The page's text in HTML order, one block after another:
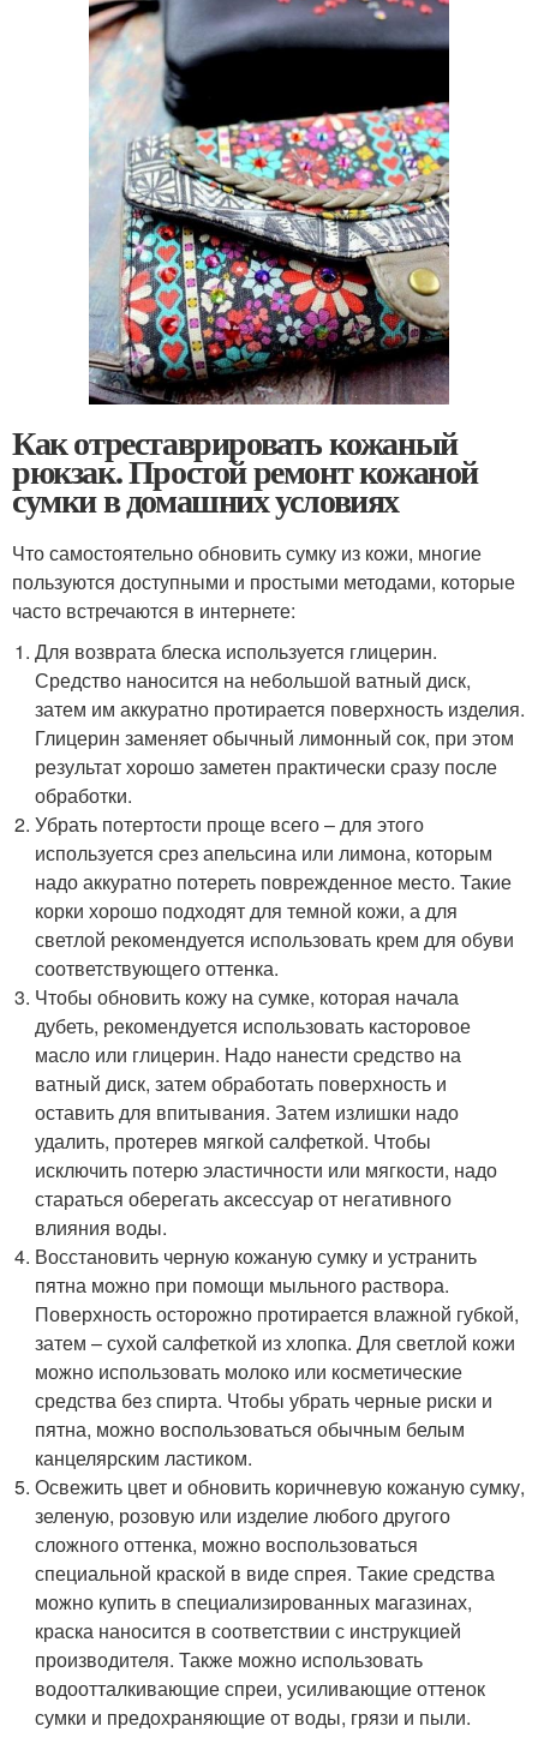
Как отреставрировать кожаный
рюкзак. Простой ремонт кожаной
сумки в домашних условиях
Что самостоятельно обновить сумку из кожи, многие
пользуются доступными и простыми методами, которые
часто встречаются в интернете:
Для возврата блеска используется глицерин.
Средство наносится на небольшой ватный диск,
затем им аккуратно протирается поверхность изделия.
Глицерин заменяет обычный лимонный сок, при этом
результат хорошо заметен практически сразу после
обработки.
Убрать потертости проще всего – для этого
используется срез апельсина или лимона, которым
надо аккуратно потереть поврежденное место. Такие
корки хорошо подходят для темной кожи, а для
светлой рекомендуется использовать крем для обуви
соответствующего оттенка.
Чтобы обновить кожу на сумке, которая начала
дубеть, рекомендуется использовать касторовое
масло или глицерин. Надо нанести средство на
ватный диск, затем обработать поверхность и
оставить для впитывания. Затем излишки надо
удалить, протерев мягкой салфеткой. Чтобы
исключить потерю эластичности или мягкости, надо
стараться оберегать аксессуар от негативного
влияния воды.
Восстановить черную кожаную сумку и устранить
пятна можно при помощи мыльного раствора.
Поверхность осторожно протирается влажной губкой,
затем – сухой салфеткой из хлопка. Для светлой кожи
можно использовать молоко или косметические
средства без спирта. Чтобы убрать черные риски и
пятна, можно воспользоваться обычным белым
канцелярским ластиком.
Освежить цвет и обновить коричневую кожаную сумку,
зеленую, розовую или изделие любого другого
сложного оттенка, можно воспользоваться
специальной краской в виде спрея. Такие средства
можно купить в специализированных магазинах,
краска наносится в соответствии с инструкцией
производителя. Также можно использовать
водоотталкивающие спреи, усиливающие оттенок
сумки и предохраняющие от воды, грязи и пыли.